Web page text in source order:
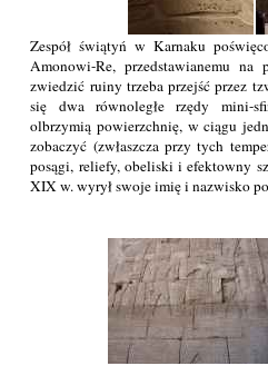
Zespół świątyń w Karnaku
Amonowi-Re, przedstawianemu
zwiedzić ruiny trzeba przejść przez
się dwa równoległe rzędy mini-
olbrzymią powierzchnię, w ciągu
zobaczyć (zwłaszcza przy tych
posągi, reliefy, obeliski i efektowny
XIX w. wyrył swoje imię i nazwisko